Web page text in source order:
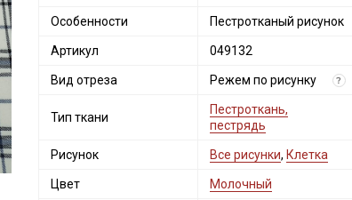
Особенности Пестротканый рисунок
Артикул 049132
Вид отреза Режем по рисунку ?
Тип ткани
Пестроткань,
пестрядь
Рисунок Все рисунки, Клетка
Цвет Молочный